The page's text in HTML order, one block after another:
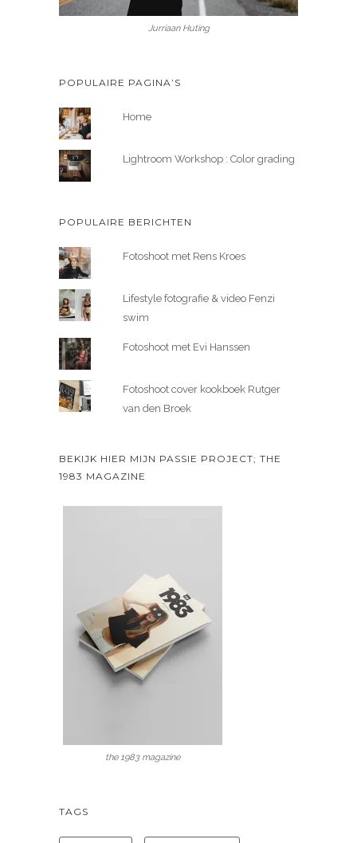
Jurriaan Huting
POPULAIRE PAGINA’S
Home
Lightroom Workshop : Color grading
POPULAIRE BERICHTEN
Fotoshoot met Rens Kroes
Lifestyle fotografie & video Fenzi
swim
Fotoshoot met Evi Hanssen
Fotoshoot cover kookboek Rutger
van den Broek
BEKIJK HIER MIJN PASSIE PROJECT; THE
1983 MAGAZINE
the 1983 magazine
TAGS